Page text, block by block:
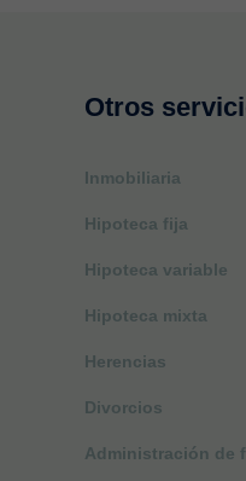
Otros
Inmobiliaria
Hipoteca fija
Hipoteca variable
Hipoteca mixta
Herencias
Divorcios
Administración de